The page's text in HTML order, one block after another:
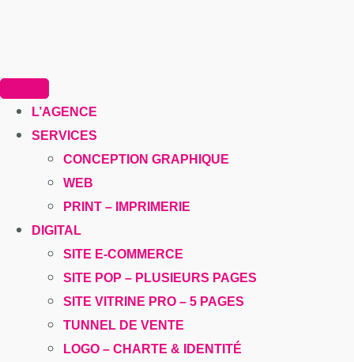
L’AGENCE
SERVICES
CONCEPTION GRAPHIQUE
WEB
PRINT – IMPRIMERIE
DIGITAL
SITE E-COMMERCE
SITE POP – PLUSIEURS PAGES
SITE VITRINE PRO – 5 PAGES
TUNNEL DE VENTE
LOGO – CHARTE & IDENTITÉ